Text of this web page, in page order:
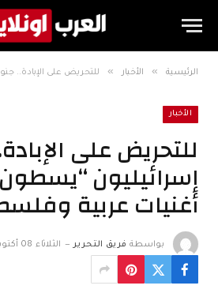
الرئيسية » الأخبار » للتحريض على الإبادة.. جنود
الأخبار
للتحريض على
إسرائيليون
أغنيات عربية
بواسطة فريق التحرير الثلاثاء 08 أكتوبر 10:52 م